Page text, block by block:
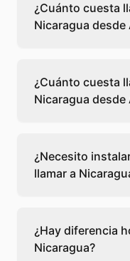
¿Cuánto cuesta
Nicaragua desde
cuesta 0,09 €/
el precio exacto
sepas qué vas a
¿Cuánto cuesta
Nicaragua desde
cuesta 0,22 €/
solo los minutos
permanencia.
¿Necesito
llamar a
desde tu
conexión a
directamente a
¿Hay diferencia
Nicaragua?